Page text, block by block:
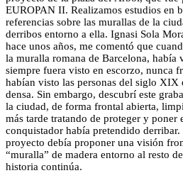
EUROPAN II. Realizamos estudios en
referencias sobre las murallas de la
derribos entorno a ella. Ignasi Sola
hace unos años, me comentó que
la muralla romana de Barcelona, había
siempre fuera visto en escorzo, nunca
habían visto las personas del siglo XIX
densa. Sin embargo, descubrí este
la ciudad, de forma frontal abierta,
más tarde tratando de proteger y
conquistador había pretendido
proyecto debía proponer una visión
“muralla” de madera entorno al resto
historia continúa.